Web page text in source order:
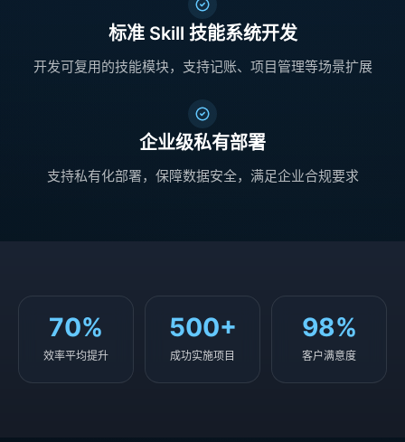
标准 Skill 技能系统开发
开发可复用的技能模块，支持记账、项目管理等场景扩展
企业级私有部署
支持私有化部署，保障数据安全，满足企业合规要求
70%
效率平均提升
500+
成功实施项目
98%
客户满意度